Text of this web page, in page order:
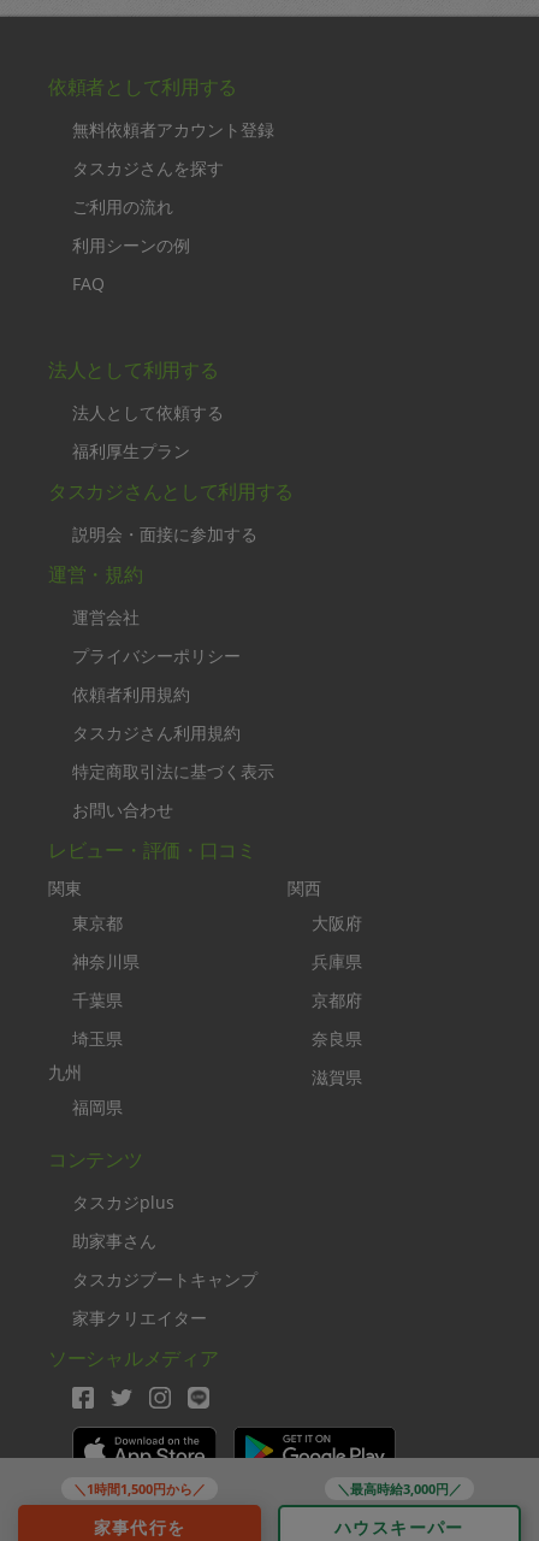
＼1時間1,500円から／
家事代行を
＼最高時給3,000円／
ハウスキーパー
依頼者として利用する
無料依頼者アカウント登録
タスカジさんを探す
ご利用の流れ
利用シーンの例
FAQ
法人として利用する
法人として依頼する
福利厚生プラン
タスカジさんとして利用する
説明会・面接に参加する
運営・規約
運営会社
プライバシーポリシー
依頼者利用規約
タスカジさん利用規約
特定商取引法に基づく表示
お問い合わせ
レビュー・評価・口コミ
関東
東京都
神奈川県
千葉県
埼玉県
九州
福岡県
関西
大阪府
兵庫県
京都府
奈良県
滋賀県
コンテンツ
タスカジplus
助家事さん
タスカジブートキャンプ
家事クリエイター
ソーシャルメディア